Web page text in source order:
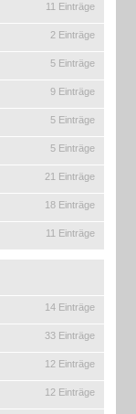
11 Einträge
2 Einträge
5 Einträge
9 Einträge
5 Einträge
5 Einträge
21 Einträge
18 Einträge
11 Einträge
14 Einträge
33 Einträge
12 Einträge
12 Einträge